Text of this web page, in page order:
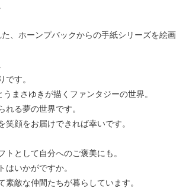
、ホーンプバックからの手紙シリーズを絵画
です。
まさゆきが描くファンタジーの世界。
れる夢の世界です。
顔をお届けできれば幸いです。
として自分へのご褒美にも。
いかがですか。
敵な仲間たちが暮らしています。